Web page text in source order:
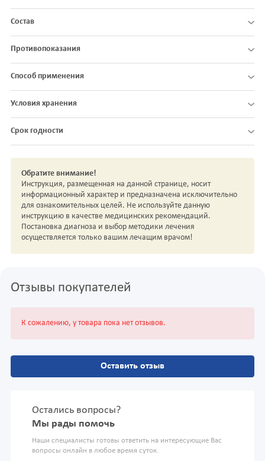
Состав
Противопоказания
Способ применения
Условия хранения
Срок годности
Обратите внимание!
Инструкция, размещенная на данной странице, носит
информационный характер и предназначена исключительно
для ознакомительных целей. Не используйте данную
инструкцию в качестве медицинских рекомендаций.
Постановка диагноза и выбор методики лечения
осуществляется только вашим лечащим врачом!
Отзывы покупателей
К сожалению, у товара пока нет отзывов.
Оставить отзыв
Остались вопросы?
Мы рады помочь
Наши специалисты готовы ответить на интересующие Вас
вопросы онлайн в любое время суток.